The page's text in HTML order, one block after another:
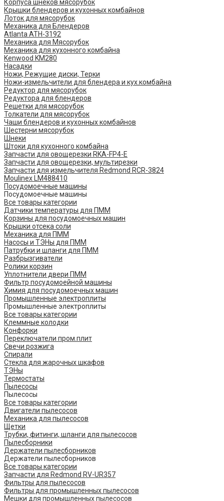
Корпуса шнеков мясорубок
Крышки блендеров и кухонных комбайнов
Лоток для мясорубок
Механика для Блендеров
Atlanta ATH-3192
Механика для Мясорубок
Механика для кухонного комбайна
Kenwood KM280
Насадки
Ножи, Режущие диски, Терки
Ножи-измельчители для блендера и кух.комбайна
Редуктор для мясорубок
Редуктора для блендеров
Решетки для мясорубок
Толкатели для мясорубок
Чаши блендеров и кухонных комбайнов
Шестерни мясорубок
Шнеки
Штоки для кухонного комбайна
Запчасти для овощерезки RKA-FP4-E
Запчасти для овощерезки, мультирезки
Запчасти для измельчителя Redmond RCR-3824
Moulinex LM488410
Посудомоечные машины
Посудомоечные машины
Все товары категории
Датчики температуры для ПММ
Корзины для посудомоечных машин
Крышки отсека соли
Механика для ПММ
Насосы и ТЭНы для ПММ
Патрубки и шланги для ПММ
Разбрызгиватели
Ролики корзин
Уплотнители двери ПММ
Фильтр посудомоейной машины
Химия для посудомоечных машин
Промышленные электроплиты
Промышленные электроплиты
Все товары категории
Клеммные колодки
Конфорки
Переключатели пром.плит
Свечи розжига
Спирали
Стекла для жарочных шкафов
ТЭНы
Термостаты
Пылесосы
Пылесосы
Все товары категории
Двигатели пылесосов
Механика для пылесосов
Щетки
Трубки, фитинги, шланги для пылесосов
Пылесборники
Держатели пылесборников
Держатели пылесборников
Все товары категории
Запчасти для Redmond RV-UR357
Фильтры для пылесосов
Фильтры для промышленных пылесосов
Мешки для промышленных пылесосов